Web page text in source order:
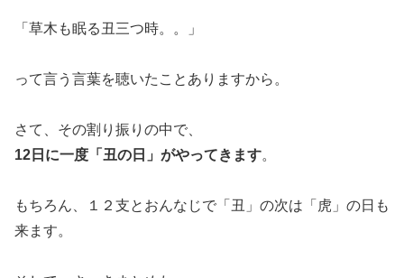
「草木も眠る丑三つ時。。」
って言う言葉を聴いたことありますから。
さて、その割り振りの中で、
12日に一度「丑の日」がやってきます。
もちろん、１２支とおんなじで「丑」の次は「虎」の日も
来ます。